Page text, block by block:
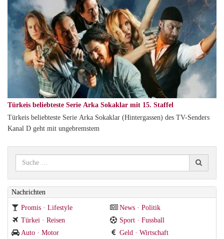
Türkeis beliebteste Serie Arka Sokaklar mit 15. Staffel
Türkeis beliebteste Serie Arka Sokaklar (Hintergassen) des TV-Senders
Kanal D geht mit ungebremstem
Nachrichten
Promis · Lifestyle
News · Politik
Türkei · Reisen
Sport · Fussball
Auto · Motor
Geld · Wirtschaft